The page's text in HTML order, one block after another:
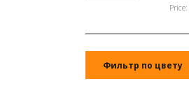
Price:
Фильтр по цвету